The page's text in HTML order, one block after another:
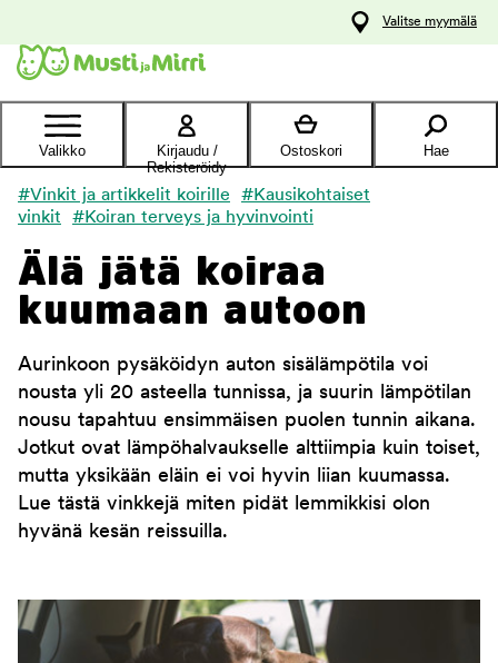
Ota yhteyttä
asiakaspalveluun
Valitse myymälä
Valikko
Kirjaudu /
Rekisteröidy
Ostoskori Hae
#Vinkit ja artikkelit koirille
#Kausikohtaiset
vinkit
#Koiran terveys ja hyvinvointi
Älä jätä koiraa
kuumaan autoon
Aurinkoon pysäköidyn auton sisälämpötila voi
nousta yli 20 asteella tunnissa, ja suurin lämpötilan
nousu tapahtuu ensimmäisen puolen tunnin aikana.
Jotkut ovat lämpöhalvaukselle alttiimpia kuin toiset,
mutta yksikään eläin ei voi hyvin liian kuumassa.
Lue tästä vinkkejä miten pidät lemmikkisi olon
hyvänä kesän reissuilla.